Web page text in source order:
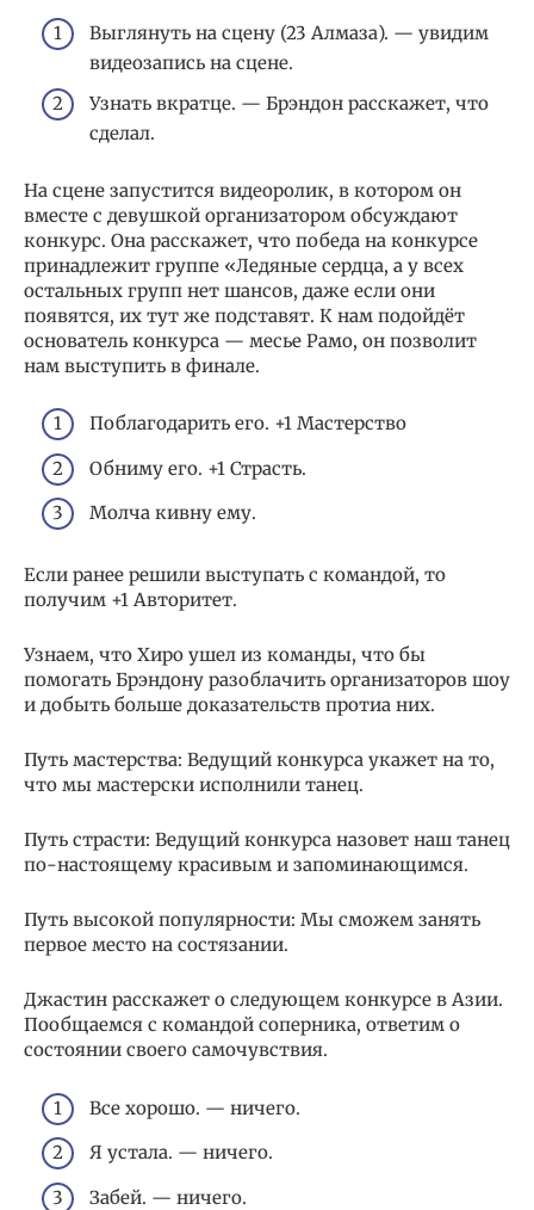
Выглянуть на сцену (23 Алмаза). — увидим
видеозапись на сцене.
Узнать вкратце. — Брэндон расскажет, что
сделал.
На сцене запустится видеоролик, в котором он
вместе с девушкой организатором обсуждают
конкурс. Она расскажет, что победа на конкурсе
принадлежит группе «Ледяные сердца, а у всех
остальных групп нет шансов, даже если они
появятся, их тут же подставят. К нам подойдёт
основатель конкурса — месье Рамо, он позволит
нам выступить в финале.
Поблагодарить его. +1 Мастерство
Обниму его. +1 Страсть.
Молча кивну ему.
Если ранее решили выступать с командой, то
получим +1 Авторитет.
Узнаем, что Хиро ушел из команды, что бы
помогать Брэндону разоблачить организаторов шоу
и добыть больше доказательств протиа них.
Путь мастерства: Ведущий конкурса укажет на то,
что мы мастерски исполнили танец.
Путь страсти: Ведущий конкурса назовет наш танец
по-настоящему красивым и запоминающимся.
Путь высокой популярности: Мы сможем занять
первое место на состязании.
Джастин расскажет о следующем конкурсе в Азии.
Пообщаемся с командой соперника, ответим о
состоянии своего самочувствия.
Все хорошо. — ничего.
Я устала. — ничего.
Забей. — ничего.